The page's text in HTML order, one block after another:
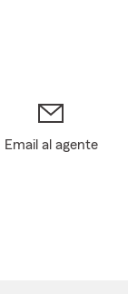
Email al agente